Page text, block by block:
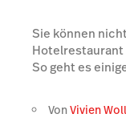
Sie können
So geht es
VonVivien